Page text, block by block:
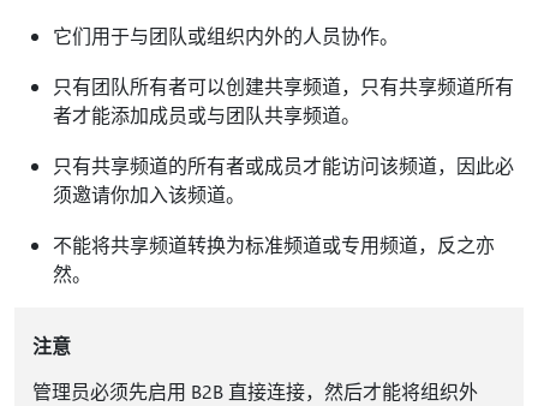
它们用于与团队或组织内外的人员协作。
只有团队所有者可以创建共享频道，只有共享频道所有
者才能添加成员或与团队共享频道。
只有共享频道的所有者或成员才能访问该频道，因此必
须邀请你加入该频道。
不能将共享频道转换为标准频道或专用频道，反之亦
然。
注意
管理员必须先启用 B2B 直接连接，然后才能将组织外